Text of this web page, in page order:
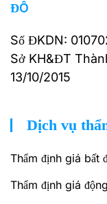
ĐÔ
Số ĐKDN:
Sở KH&ĐT
13/10/2015
Dịch vụ
Thẩm định giá bất
Thẩm định giá